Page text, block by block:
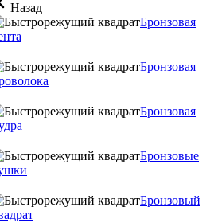
Назад
Бронзовая
Бронзовая
Бронзовая
Бронзовые
Бронзовый